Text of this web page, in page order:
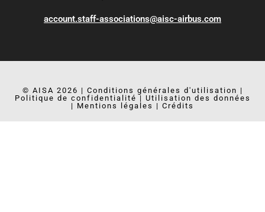
account.staff-associations@aisc-airbus.com
© AISA 2026 | Conditions générales d'utilisation |
Politique de confidentialité | Utilisation des données
| Mentions légales | Crédits